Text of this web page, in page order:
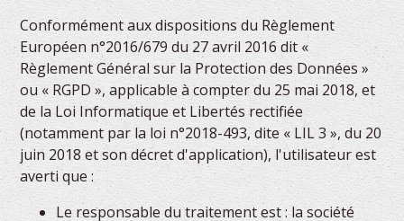
Conformément aux dispositions du Règlement
Européen n°2016/679 du 27 avril 2016 dit «
Règlement Général sur la Protection des Données »
ou « RGPD », applicable à compter du 25 mai 2018, et
de la Loi Informatique et Libertés rectifiée
(notamment par la loi n°2018-493, dite « LIL 3 », du 20
juin 2018 et son décret d'application), l'utilisateur est
averti que :
Le responsable du traitement est : la société